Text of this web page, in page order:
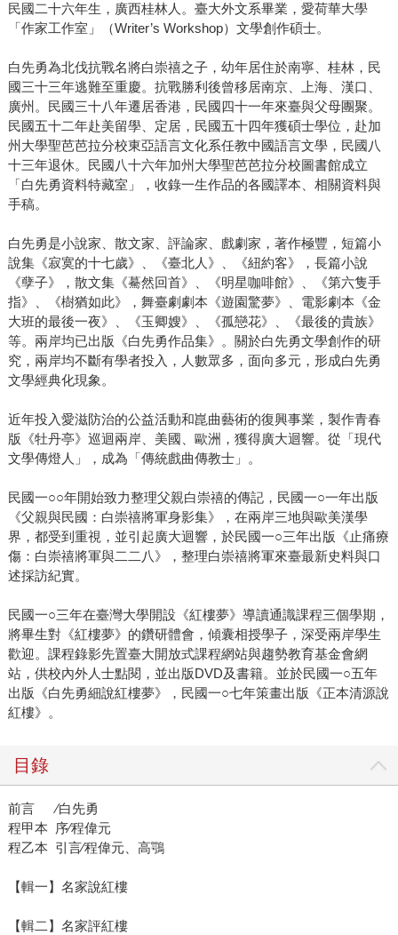
民國二十六年生，廣西桂林人。臺大外文系畢業，愛荷華大學
「作家工作室」（Writer’s Workshop）文學創作碩士。
白先勇為北伐抗戰名將白崇禧之子，幼年居住於南寧、桂林，民
國三十三年逃難至重慶。抗戰勝利後曾移居南京、上海、漢口、
廣州。民國三十八年遷居香港，民國四十一年來臺與父母團聚。
民國五十二年赴美留學、定居，民國五十四年獲碩士學位，赴加
州大學聖芭芭拉分校東亞語言文化系任教中國語言文學，民國八
十三年退休。民國八十六年加州大學聖芭芭拉分校圖書館成立
「白先勇資料特藏室」，收錄一生作品的各國譯本、相關資料與
手稿。
白先勇是小說家、散文家、評論家、戲劇家，著作極豐，短篇小
說集《寂寞的十七歲》、《臺北人》、《紐約客》，長篇小說
《孽子》，散文集《驀然回首》、《明星咖啡館》、《第六隻手
指》、《樹猶如此》，舞臺劇劇本《遊園驚夢》、電影劇本《金
大班的最後一夜》、《玉卿嫂》、《孤戀花》、《最後的貴族》
等。兩岸均已出版《白先勇作品集》。關於白先勇文學創作的研
究，兩岸均不斷有學者投入，人數眾多，面向多元，形成白先勇
文學經典化現象。
近年投入愛滋防治的公益活動和崑曲藝術的復興事業，製作青春
版《牡丹亭》巡迴兩岸、美國、歐洲，獲得廣大迴響。從「現代
文學傳燈人」，成為「傳統戲曲傳教士」。
民國一○○年開始致力整理父親白崇禧的傳記，民國一○一年出版
《父親與民國：白崇禧將軍身影集》，在兩岸三地與歐美漢學
界，都受到重視，並引起廣大迴響，於民國一○三年出版《止痛療
傷：白崇禧將軍與二二八》，整理白崇禧將軍來臺最新史料與口
述採訪紀實。
民國一○三年在臺灣大學開設《紅樓夢》導讀通識課程三個學期，
將畢生對《紅樓夢》的鑽研體會，傾囊相授學子，深受兩岸學生
歡迎。課程錄影先置臺大開放式課程網站與趨勢教育基金會網
站，供校內外人士點閱，並出版DVD及書籍。並於民國一○五年
出版《白先勇細說紅樓夢》，民國一○七年策畫出版《正本清源說
紅樓》。
目錄
前言 ∕白先勇
程甲本 序∕程偉元
程乙本 引言∕程偉元、高鶚
【輯一】名家說紅樓
【輯二】名家評紅樓